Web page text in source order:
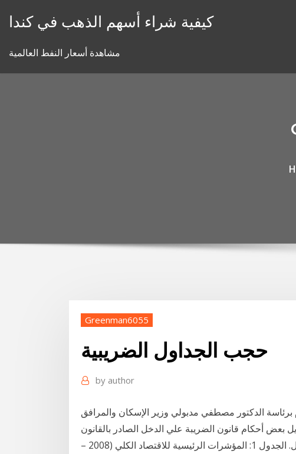
كيفية شراء أسهم الذهب في كندا
مشاهدة أسعار النفط العالمية
Greenman6055
حجب الجداول الضريبية
by author
الدكتور مصطفي مدبولي وزير الإسكان والمرافق
بعض أحكام قانون الضريبة علي الدخل الصادر بالقانون
رقم 91 لسنة 2005، ويأتي ذلك التعديل الجداول. الجدول 1: المؤشرات الرئيسية للاقتصاد الكلي (2008 –